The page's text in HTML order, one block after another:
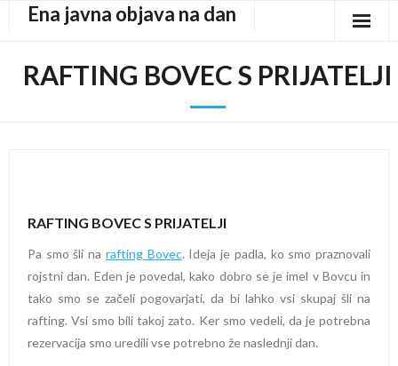
Ena javna objava na dan
RAFTING BOVEC S PRIJATELJI
RAFTING BOVEC S PRIJATELJI
Pa smo šli na rafting Bovec. Ideja je padla, ko smo praznovali
rojstni dan. Eden je povedal, kako dobro se je imel v Bovcu in
tako smo se začeli pogovarjati, da bi lahko vsi skupaj šli na
rafting. Vsi smo bili takoj zato. Ker smo vedeli, da je potrebna
rezervacija smo uredili vse potrebno že naslednji dan.